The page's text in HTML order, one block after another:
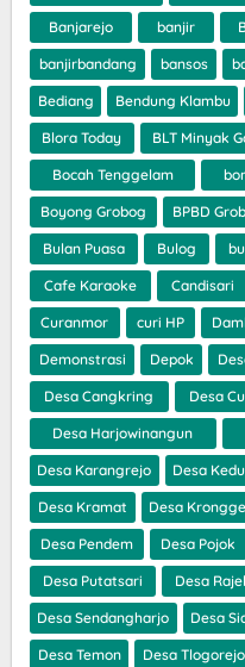
Banjarejo banjir
banjirbandang bansos
Bediang Bendung Klambu
Blora Today BLT Minyak
Bocah Tenggelam
Boyong Grobog BPBD
Bulan Puasa Bulog
Cafe Karaoke Candisari
Curanmor curi HP
Demonstrasi Depok
Desa Cangkring Desa
Desa Harjowinangun
Desa Karangrejo Desa
Desa Kramat Desa
Desa Pendem Desa Pojok
Desa Putatsari Desa
Desa Sendangharjo Desa
Desa Temon Desa Tlogorejo